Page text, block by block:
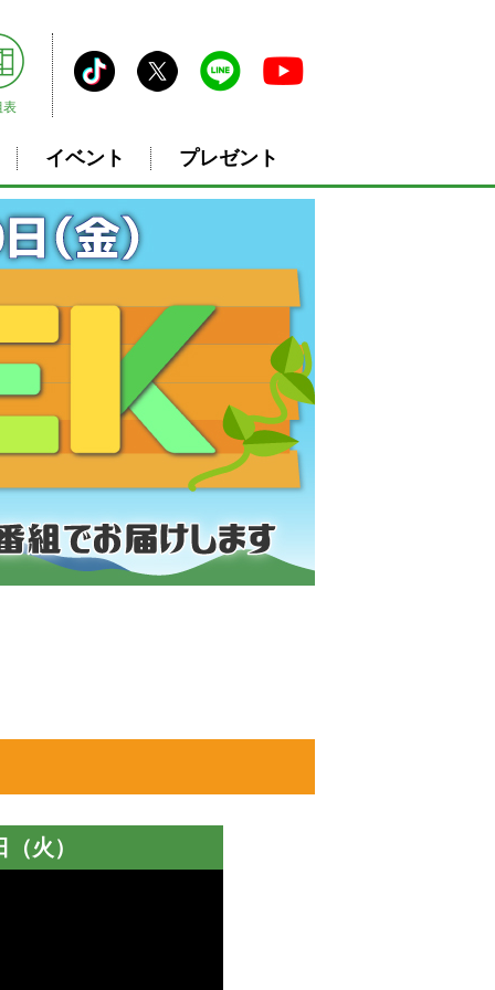
表
イベント プレゼント
火）